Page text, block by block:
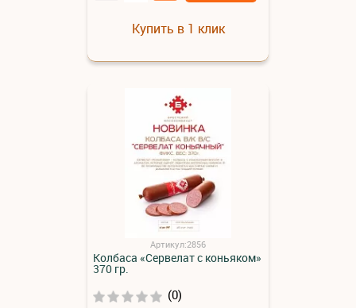
Купить в 1 клик
Артикул:2856
Колбаса «Сервелат с коньяком»
370 гр.
(0)